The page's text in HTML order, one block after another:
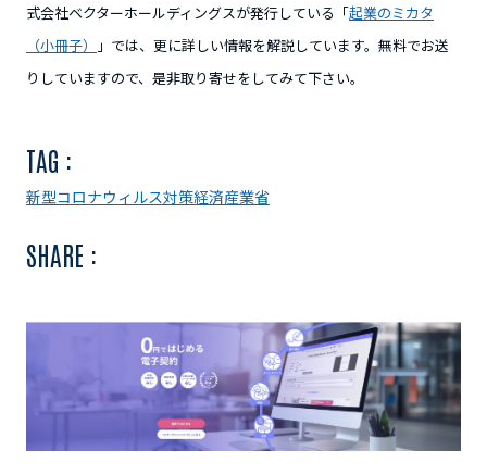
式会社ベクターホールディングスが発行している「起業のミカタ
（小冊子）
」では、更に詳しい情報を解説しています。無料でお送
りしていますので、是非取り寄せをしてみて下さい。
TAG :
新型コロナウィルス対策経済産業省
SHARE :